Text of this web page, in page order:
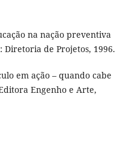
na nação preventiva
Diretoria de Projetos, 1996.
em ação – quando cabe
Engenho e Arte,